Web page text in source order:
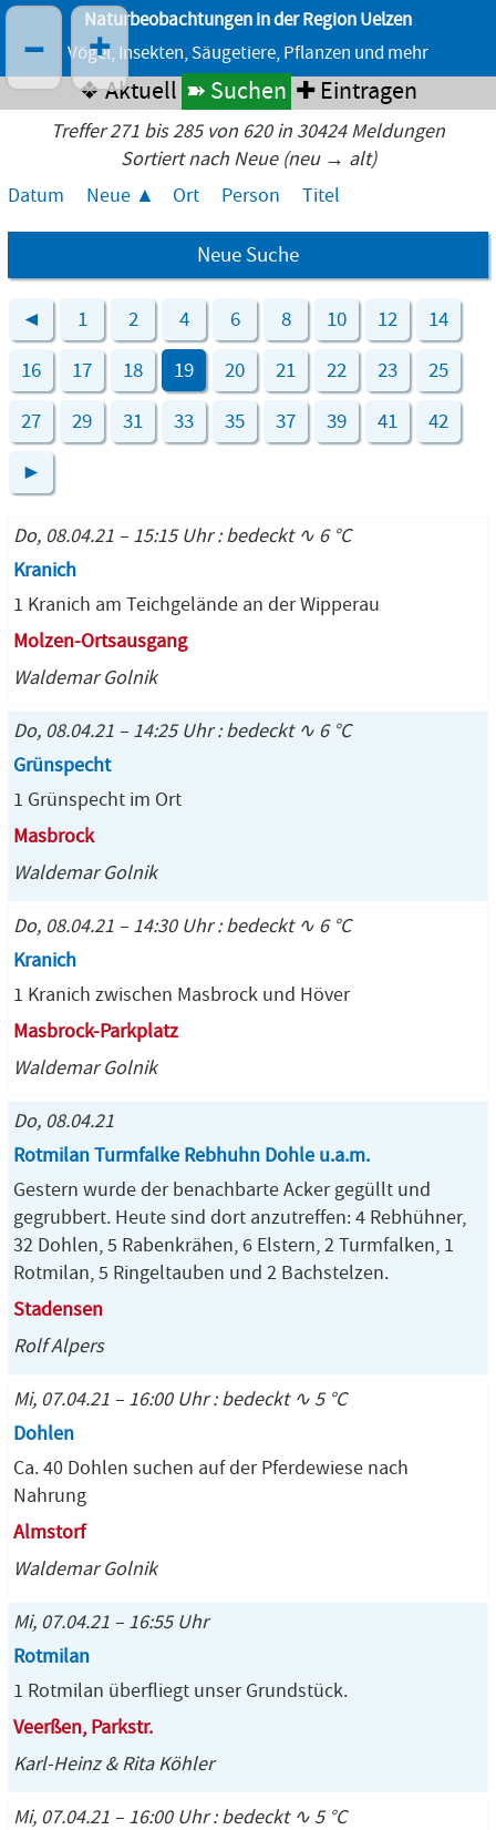
Naturbeobachtungen in der Region Uelzen
Vögel, Insekten, Säugetiere, Pflanzen und mehr
❖ Aktuell ➽ Suchen ✚ Eintragen
Treffer 271 bis 285 von 620 in 30424 Meldungen
Sortiert nach Neue (neu → alt)
Datum
Neue Ort Person Titel
Neue Suche
◄ 1 2 4 6 8 10 12 14
16 17 18 19 20 21 22 23 25
27 29 31 33 35 37 39 41 42
►
Do, 08.04.21 – 15:15 Uhr : bedeckt ∿ 6 °C
Kranich
1 Kranich am Teichgelände an der Wipperau
Molzen-Ortsausgang
Waldemar Golnik
Do, 08.04.21 – 14:25 Uhr : bedeckt ∿ 6 °C
Grünspecht
1 Grünspecht im Ort
Masbrock
Waldemar Golnik
Do, 08.04.21 – 14:30 Uhr : bedeckt ∿ 6 °C
Kranich
1 Kranich zwischen Masbrock und Höver
Masbrock-Parkplatz
Waldemar Golnik
Do, 08.04.21
Rotmilan Turmfalke Rebhuhn Dohle u.a.m.
Gestern wurde der benachbarte Acker gegüllt und
gegrubbert. Heute sind dort anzutreffen: 4 Rebhühner,
32 Dohlen, 5 Rabenkrähen, 6 Elstern, 2 Turmfalken, 1
Rotmilan, 5 Ringeltauben und 2 Bachstelzen.
Stadensen
Rolf Alpers
Mi, 07.04.21 – 16:00 Uhr : bedeckt ∿ 5 °C
Dohlen
Ca. 40 Dohlen suchen auf der Pferdewiese nach
Nahrung
Almstorf
Waldemar Golnik
Mi, 07.04.21 – 16:55 Uhr
Rotmilan
1 Rotmilan überfliegt unser Grundstück.
Veerßen, Parkstr.
Karl-Heinz & Rita Köhler
Mi, 07.04.21 – 16:00 Uhr : bedeckt ∿ 5 °C
– +